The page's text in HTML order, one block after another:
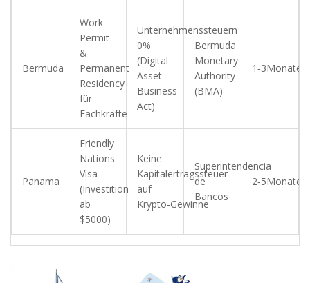
Bermuda
Work
Permit
&
Permanent
Residency
für
Fachkräfte
Unternehmenssteuern
0%
(Digital
Asset
Business
Act)
Bermuda
Monetary
Authority
(BMA)
1‑3Monate
Panama
Friendly
Nations
Visa
(Investition
ab
$5000)
Keine
Kapitalertragssteuer
auf
Krypto‑Gewinne
Superintendencia
de
Bancos
2‑5Monate